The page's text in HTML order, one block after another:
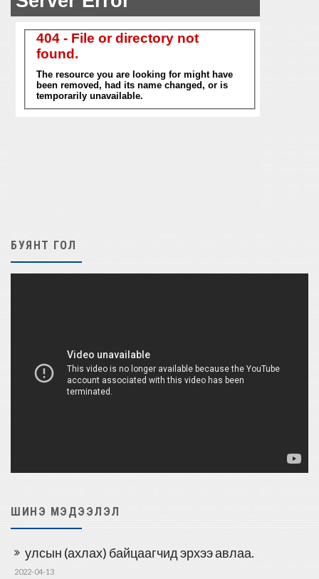
БУЯНТ ГОЛ
ШИНЭ МЭДЭЭЛЭЛ
улсын (ахлах) байцаагчид эрхээ авлаа.
2022-04-13